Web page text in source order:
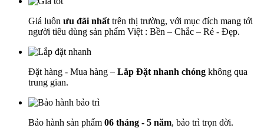
Giá luôn ưu đãi nhất trên thị trường, với mục đích mang tới
người tiêu dùng sản phẩm Việt : Bền – Chắc – Rẻ - Đẹp.
Đặt hàng - Mua hàng – Lắp Đặt nhanh chóng không qua
trung gian.
Bảo hành sản phẩm 06 tháng - 5 năm, bảo trì trọn đời.